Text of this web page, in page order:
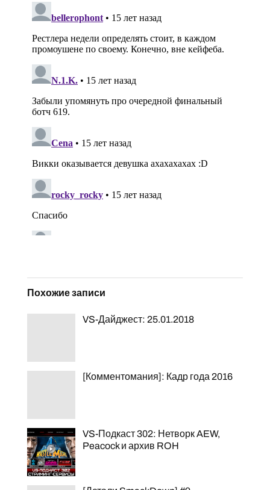
Похожие записи
VS-Дайджест: 25.01.2018
[Комментомания]: Кадр года 2016
VS-Подкаст 302: Нетворк AEW,
Peacock и архив ROH